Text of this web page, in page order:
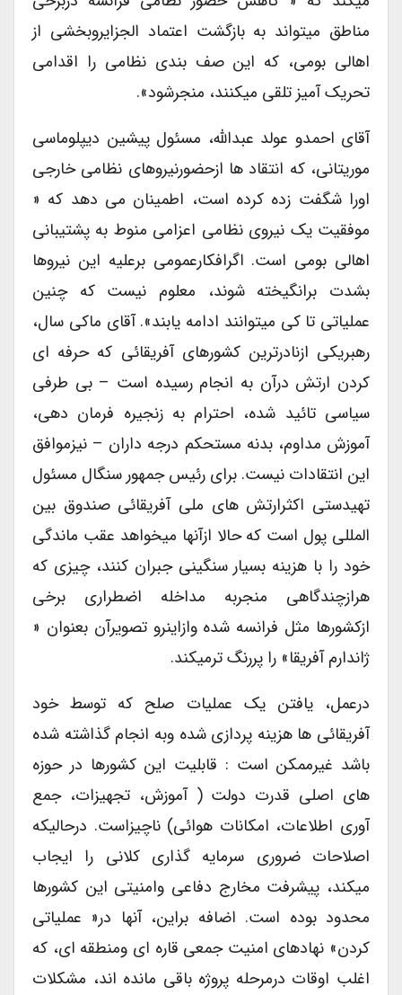
مناطق میتواند به بازگشت اعتماد الجزایروبخشی از
اهالی بومی، که این صف بندی نظامی را اقدامی
تحریک آمیز تلقی میکنند، منجرشود».
آقای احمدو عولد عبدالله، مسئول پیشین دیپلوماسی
موریتانی، که انتقاد ها ازحضورنیروهای نظامی خارجی
اورا شگفت زده کرده است، اطمینان می دهد که «
موفقیت یک نیروی نظامی اعزامی منوط به پشتیبانی
اهالی بومی است. اگرافکارعمومی برعلیه این نیروها
بشدت برانگیخته شوند، معلوم نیست که چنین
عملیاتی تا کی میتوانند ادامه یابند». آقای ماکی سال،
رهبریکی ازنادرترین کشورهای آفریقائی که حرفه ای
کردن ارتش درآن به انجام رسیده است – بی طرفی
سیاسی تائید شده، احترام به زنجیره فرمان دهی،
آموزش مداوم، بدنه مستحکم درجه داران – نیزموافق
این انتقادات نیست. برای رئیس جمهور سنگال مسئول
تهیدستی اکثرارتش های ملی آفریقائی صندوق بین
المللی پول است که حالا ازآنها میخواهد عقب ماندگی
خود را با هزینه بسیار سنگینی جبران کنند، چیزی که
هرازچندگاهی منجربه مداخله اضطراری برخی
ازکشورها مثل فرانسه شده وازاینرو تصویرآن بعنوان «
ژاندارم آفریقا» را پررنگ ترمیکند.
درعمل، یافتن یک عملیات صلح که توسط خود
آفریقائی ها هزینه پردازی شده وبه انجام گذاشته شده
باشد غیرممکن است : قابلیت این کشورها در حوزه
های اصلی قدرت دولت ( آموزش، تجهیزات، جمع
آوری اطلاعات، امکانات هوائی) ناچیزاست. درحالیکه
اصلاحات ضروری سرمایه گذاری کلانی را ایجاب
میکند، پیشرفت مخارج دفاعی وامنیتی این کشورها
محدود بوده است. اضافه براین، آنها در« عملیاتی
کردن» نهادهای امنیت جمعی قاره ای ومنطقه ای، که
اغلب اوقات درمرحله پروژه باقی مانده اند، مشکلات